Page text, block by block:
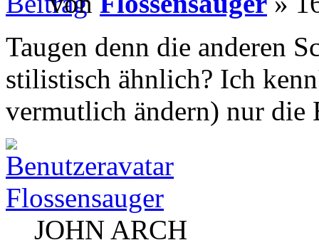
Taugen denn die anderen
stilistisch ähnlich? Ich
vermutlich ändern) nur die
Flossensauger
JOHN ARCH